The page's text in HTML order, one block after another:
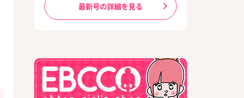
最新号の詳細を見る